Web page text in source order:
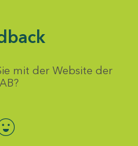
mit der Website der
auswählen